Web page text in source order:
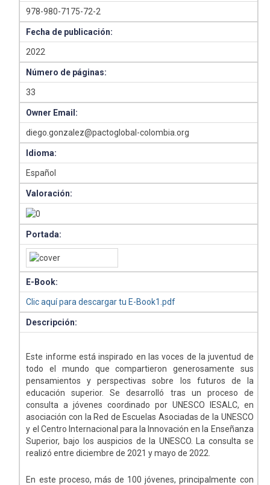
978-980-7175-72-2
Fecha de publicación:
2022
Número de páginas:
33
Owner Email:
diego.gonzalez@pactoglobal-colombia.org
Idioma:
Español
Valoración:
Portada:
E-Book:
Clic aquí para descargar tu E-Book1.pdf
Descripción:
Este informe está inspirado en las voces de la juventud de
todo el mundo que compartieron generosamente sus
pensamientos y perspectivas sobre los futuros de la
educación superior. Se desarrolló tras un proceso de
consulta a jóvenes coordinado por UNESCO IESALC, en
asociación con la Red de Escuelas Asociadas de la UNESCO
y el Centro Internacional para la Innovación en la Enseñanza
Superior, bajo los auspicios de la UNESCO. La consulta se
realizó entre diciembre de 2021 y mayo de 2022.
En este proceso, más de 100 jóvenes, principalmente con